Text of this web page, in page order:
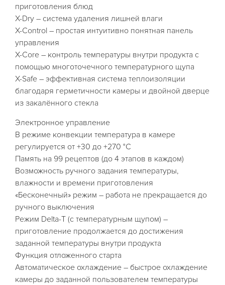
приготовления блюд
X-Dry – система удаления лишней влаги
X-Control – простая интуитивно понятная панель
управления
X-Core – контроль температуры внутри продукта с
помощью многоточечного температурного щупа
X-Safe – эффективная система теплоизоляции
благодаря герметичности камеры и двойной дверце
из закалённого стекла
Электронное управление
В режиме конвекции температура в камере
регулируется от +30 до +270 °C
Память на 99 рецептов (до 4 этапов в каждом)
Возможность ручного задания температуры,
влажности и времени приготовления
«Бесконечный» режим – работа не прекращается до
ручного выключения
Режим Delta-T (с температурным щупом) –
приготовление продолжается до достижения
заданной температуры внутри продукта
Функция отложенного старта
Автоматическое охлаждение – быстрое охлаждение
камеры до заданной пользователем температуры